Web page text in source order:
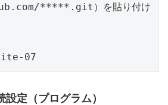
*****.git）を貼り付け
07
定（プログラム）